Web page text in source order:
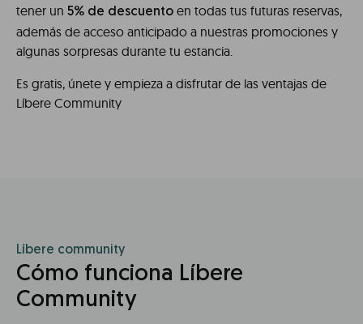
tener un 5% de descuento en todas tus futuras reservas,
además de acceso anticipado a nuestras promociones y
algunas sorpresas durante tu estancia.
Es gratis, únete y empieza a disfrutar de las ventajas de
Líbere Community
Líbere community
Cómo funciona Líbere
Community